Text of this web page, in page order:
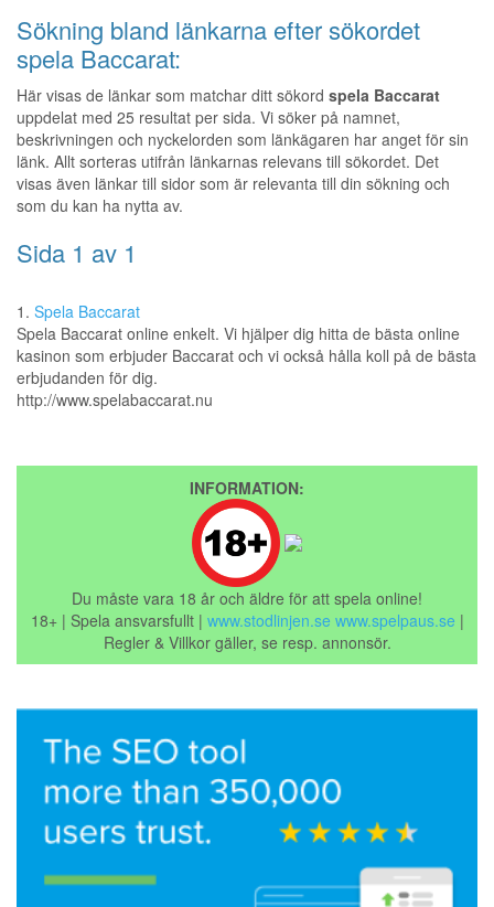
Sökning bland länkarna efter sökordet
spela Baccarat:
Här visas de länkar som matchar ditt sökord spela Baccarat
uppdelat med 25 resultat per sida. Vi söker på namnet,
beskrivningen och nyckelorden som länkägaren har anget för sin
länk. Allt sorteras utifrån länkarnas relevans till sökordet. Det
visas även länkar till sidor som är relevanta till din sökning och
som du kan ha nytta av.
Sida 1 av 1
1. Spela Baccarat
Spela Baccarat online enkelt. Vi hjälper dig hitta de bästa online
kasinon som erbjuder Baccarat och vi också hålla koll på de bästa
erbjudanden för dig.
http://www.spelabaccarat.nu
INFORMATION:
Du måste vara 18 år och äldre för att spela online!
18+ | Spela ansvarsfullt | www.stodlinjen.se www.spelpaus.se |
Regler & Villkor gäller, se resp. annonsör.